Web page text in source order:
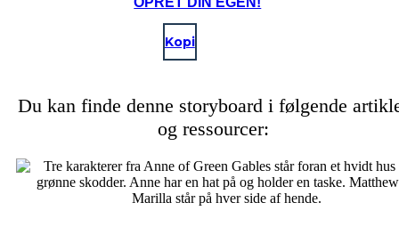
Kopi
Du kan finde denne storyboard i følgende
og ressourcer: